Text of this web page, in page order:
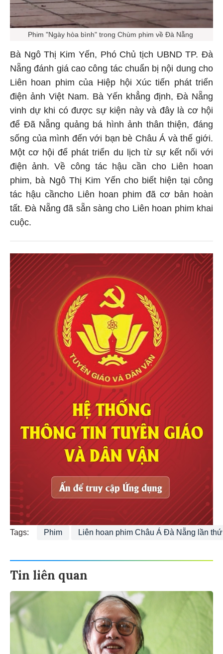
Phim "Ngày hòa bình" trong Chùm phim về Đà Nẵng
Bà Ngô Thị Kim Yến, Phó Chủ tịch UBND TP. Đà
Nẵng đánh giá cao công tác chuẩn bị nội dung cho
Liên hoan phim của Hiệp hội Xúc tiến phát triển
điện ảnh Việt Nam. Bà Yến khẳng định, Đà Nẵng
vinh dự khi có được sự kiện này và đây là cơ hội
để Đã Nẵng quảng bá hình ảnh thân thiện, đáng
sống của mình đến với bạn bè Châu Á và thế giới.
Một cơ hội để phát triển du lịch từ sự kết nối với
điện ảnh. Về công tác hậu cần cho Liên hoan
phim, bà Ngô Thị Kim Yến cho biết hiện tại công
tác hậu cầncho Liên hoan phim đã cơ bản hoàn
tất. Đà Nẵng đã sẵn sàng cho Liên hoan phim khai
cuộc.
Tags: Phim Liên hoan phim Châu Á Đà Nẵng lần
Tin liên quan